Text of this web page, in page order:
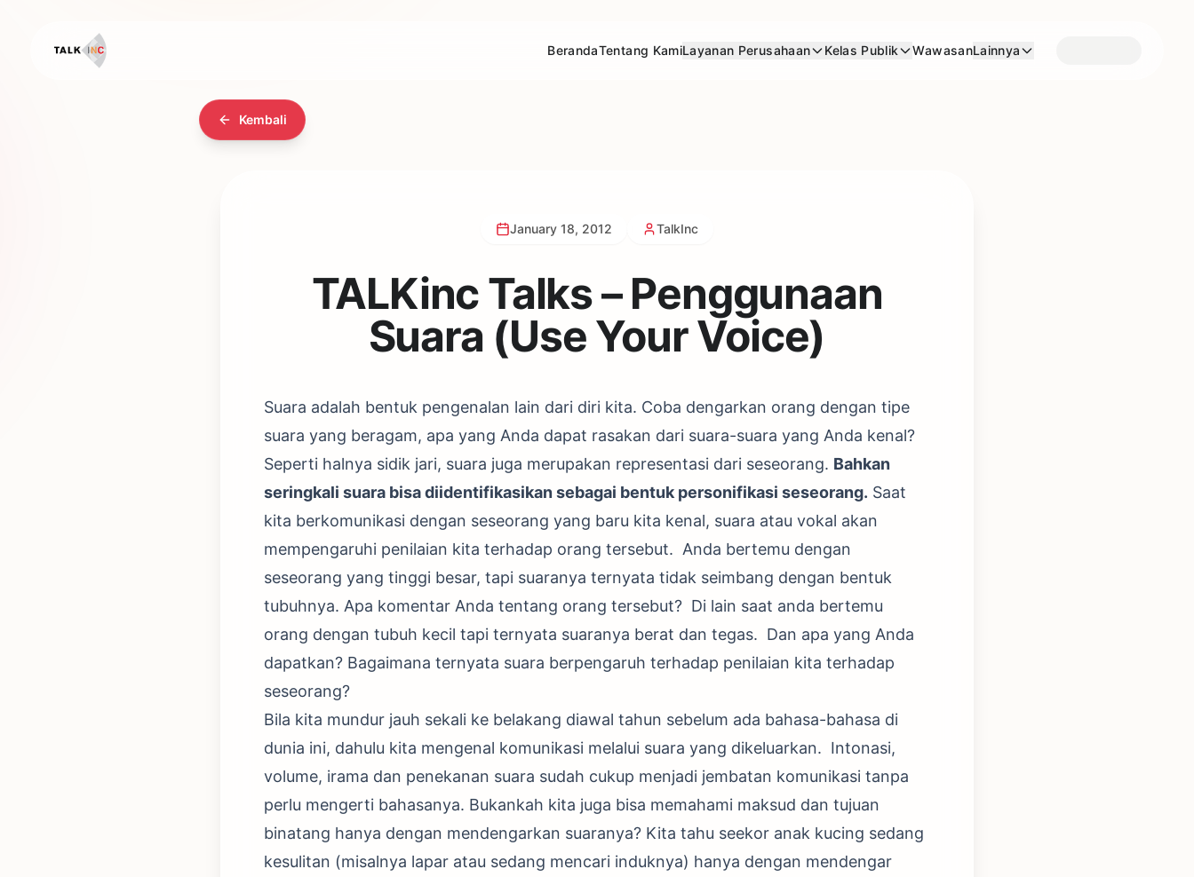
BerandaTentang KamiLayanan Perusahaan Kelas Publik WawasanLainnya
Kembali
January 18, 2012 TalkInc
TALKinc Talks – Penggunaan
Suara (Use Your Voice)
Suara adalah bentuk pengenalan lain dari diri kita. Coba dengarkan orang dengan tipe
suara yang beragam, apa yang Anda dapat rasakan dari suara-suara yang Anda kenal?
Seperti halnya sidik jari, suara juga merupakan representasi dari seseorang. Bahkan
seringkali suara bisa diidentifikasikan sebagai bentuk personifikasi seseorang. Saat
kita berkomunikasi dengan seseorang yang baru kita kenal, suara atau vokal akan
mempengaruhi penilaian kita terhadap orang tersebut. Anda bertemu dengan
seseorang yang tinggi besar, tapi suaranya ternyata tidak seimbang dengan bentuk
tubuhnya. Apa komentar Anda tentang orang tersebut? Di lain saat anda bertemu
orang dengan tubuh kecil tapi ternyata suaranya berat dan tegas. Dan apa yang Anda
dapatkan? Bagaimana ternyata suara berpengaruh terhadap penilaian kita terhadap
seseorang?
Bila kita mundur jauh sekali ke belakang diawal tahun sebelum ada bahasa-bahasa di
dunia ini, dahulu kita mengenal komunikasi melalui suara yang dikeluarkan. Intonasi,
volume, irama dan penekanan suara sudah cukup menjadi jembatan komunikasi tanpa
perlu mengerti bahasanya. Bukankah kita juga bisa memahami maksud dan tujuan
binatang hanya dengan mendengarkan suaranya? Kita tahu seekor anak kucing sedang
kesulitan (misalnya lapar atau sedang mencari induknya) hanya dengan mendengar